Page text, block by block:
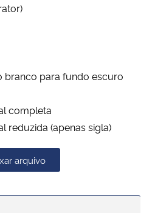
e Comunicações
Direitos Humanos
branco para fundo escuro
completa
reduzida (apenas sigla)
arquivo